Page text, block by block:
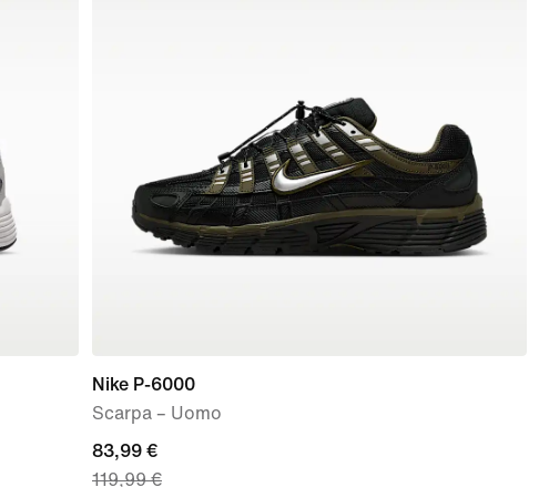
Nike P-6000
Scarpa – Uomo
current
price
83,99 €
119,99 €